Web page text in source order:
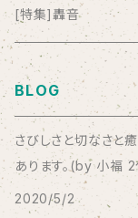
anticlockwise
Aysula
Bad Operation
Bagus!
[特集]轟音
BLOG
さびしさと切なさと
あります。(by 小福
2020/5/2